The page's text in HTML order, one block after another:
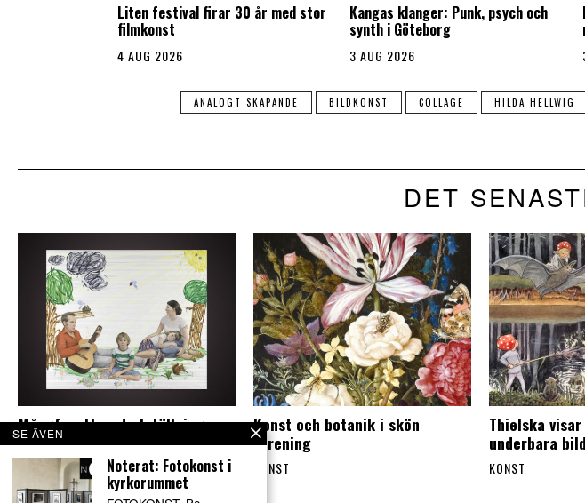
Liten festival firar 30 år med stor
filmkonst
4 AUG 2026
Kangas klanger: Punk, psych och
synth i Göteborg
3 AUG 2026
ANALOGT SKAPANDE BILDKONST COLLAGE HILDA HELLWIG
DET
Mångfasetterad utställning om
fenomenet familj
Konst och botanik i skön
förening
KONST
Thielska visar
underbara
KONST
SE ÄVEN
Noterat: Fotokonst i
kyrkorummet